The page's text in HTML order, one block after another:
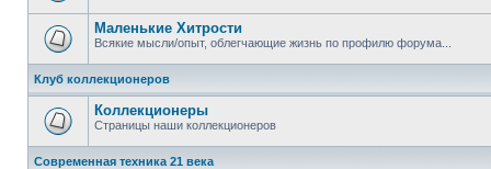
Маленькие Хитрости
Всякие мысли/опыт, облегчающие жизнь по профилю форума...
Клуб коллекционеров
Коллекционеры
Страницы наши коллекционеров
Современная техника 21 века